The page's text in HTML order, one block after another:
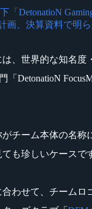
下「DetonatioN
画、決算資料で明
、世界的な知名度
「DetonatioN
チーム本体の名称
も珍しいケースで
わせて、チームロ